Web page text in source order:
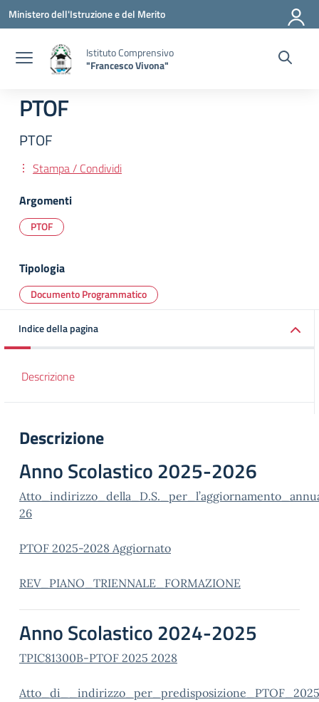
Vai ai contenuti
Vai al menu di navigazione
Vai al footer
Ministero dell'Istruzione e del Merito
Istituto Comprensivo
"Francesco Vivona"
PTOF
PTOF
Stampa / Condividi
Argomenti
PTOF
Tipologia
Documento Programmatico
Indice della pagina
Descrizione
Descrizione
Anno Scolastico 2025-2026
26
PTOF 2025-2028 Aggiornato
REV_PIANO_TRIENNALE_FORMAZIONE
Anno Scolastico 2024-2025
TPIC81300B-PTOF 2025 2028